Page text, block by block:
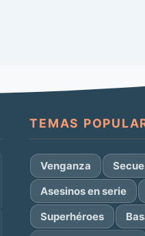
TEMAS
Venganza
Asesinos en serie
Superhéroes